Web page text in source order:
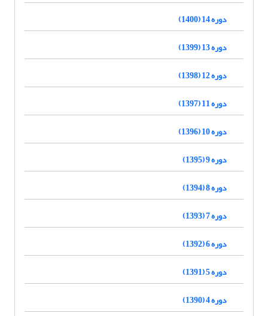
دوره 14 (1400)
دوره 13 (1399)
دوره 12 (1398)
دوره 11 (1397)
دوره 10 (1396)
دوره 9 (1395)
دوره 8 (1394)
دوره 7 (1393)
دوره 6 (1392)
دوره 5 (1391)
دوره 4 (1390)